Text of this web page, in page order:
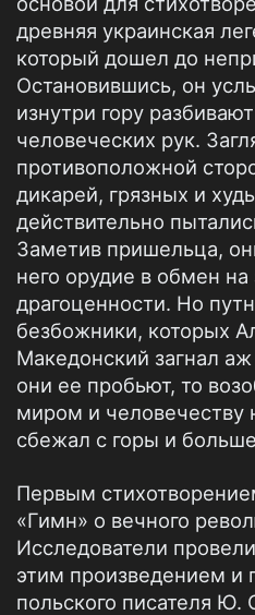
древняя украинская
который дошел до
Остановившись, он
изнутри гору
человеческих рук.
противоположной
дикарей, грязных и
действительно
Заметив пришельца,
него орудие в обмен на
драгоценности. Но
безбожники, которых
Македонский загнал аж
они ее пробьют, то
миром и человечеству
сбежал с горы и
Первым
«Гимн» о вечного
Исследователи
этим произведением и
польского писателя Ю.